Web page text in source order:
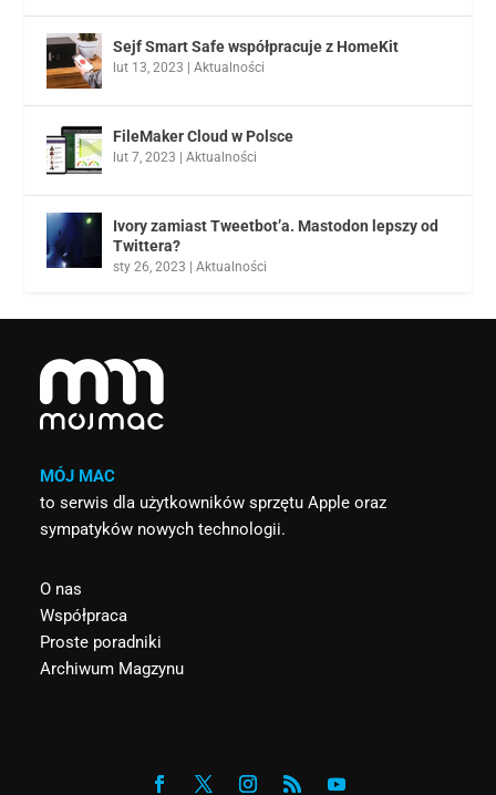
Sejf Smart Safe współpracuje z HomeKit
lut 13, 2023 |Aktualności
FileMaker Cloud w Polsce
lut 7, 2023 |Aktualności
Ivory zamiast Tweetbot’a. Mastodon lepszy od
Twittera?
sty 26, 2023 |Aktualności
MÓJ MAC
to serwis dla użytkowników sprzętu Apple oraz
sympatyków nowych technologii.
O nas
Współpraca
Proste poradniki
Archiwum Magzynu